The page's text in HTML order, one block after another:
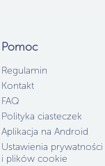
Pomoc
Regulamin
Kontakt
FAQ
Polityka ciasteczek
Aplikacja na Android
Ustawienia prywatności
i plików cookie